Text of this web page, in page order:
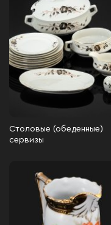
Столовые (обеденные)
сервизы